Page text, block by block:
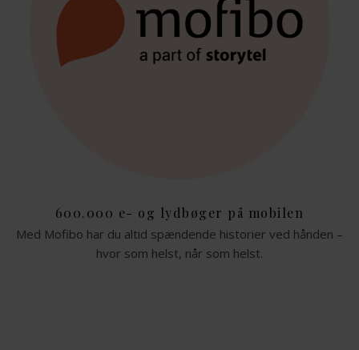
600.000 e- og lydbøger på mobilen
Med Mofibo har du altid spændende historier ved hånden –
hvor som helst, når som helst.